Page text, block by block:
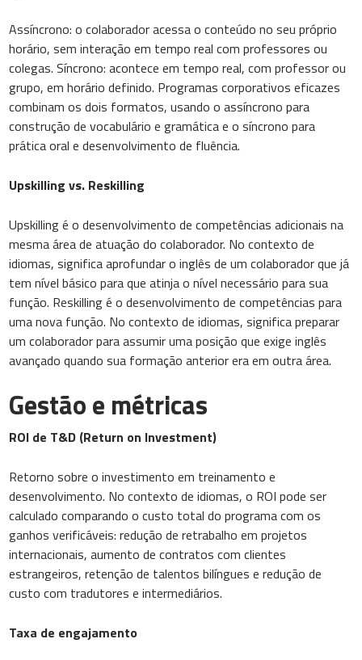
Assíncrono: o colaborador acessa o conteúdo no seu próprio
horário, sem interação em tempo real com professores ou
colegas. Síncrono: acontece em tempo real, com professor ou
grupo, em horário definido. Programas corporativos eficazes
combinam os dois formatos, usando o assíncrono para
construção de vocabulário e gramática e o síncrono para
prática oral e desenvolvimento de fluência.
Upskilling vs. Reskilling
Upskilling é o desenvolvimento de competências adicionais na
mesma área de atuação do colaborador. No contexto de
idiomas, significa aprofundar o inglês de um colaborador que já
tem nível básico para que atinja o nível necessário para sua
função. Reskilling é o desenvolvimento de competências para
uma nova função. No contexto de idiomas, significa preparar
um colaborador para assumir uma posição que exige inglês
avançado quando sua formação anterior era em outra área.
Gestão e métricas
ROI de T&D (Return on Investment)
Retorno sobre o investimento em treinamento e
desenvolvimento. No contexto de idiomas, o ROI pode ser
calculado comparando o custo total do programa com os
ganhos verificáveis: redução de retrabalho em projetos
internacionais, aumento de contratos com clientes
estrangeiros, retenção de talentos bilíngues e redução de
custo com tradutores e intermediários.
Taxa de engajamento